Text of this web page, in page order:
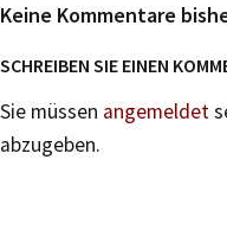
Keine Kommentare
SCHREIBEN SIE EINEN
Sie müssen angemeldet
abzugeben.